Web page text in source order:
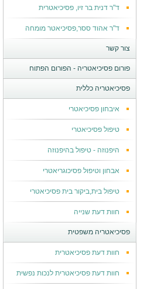
ד"ר דנית בר זיו, פסיכיאטרית
ד"ר אהוד ססר,פסיכיאטר מומחה
צור קשר
פורום פסיכיאטריה - הפורום הפתוח
פסיכיאטריה כללית
איבחון פסיכיאטרי
טיפול פסיכיאטרי
היפנוזה - טיפול בהיפנוזה
אבחון וטיפול פסיכוגריאטרי
טיפול בית,ביקור בית פסיכיאטרי
חוות דעת שנייה
פסיכיאטריה משפטית
חוות דעת פסיכיאטרית
חוות דעת פסיכיאטרית לנכות נפשית